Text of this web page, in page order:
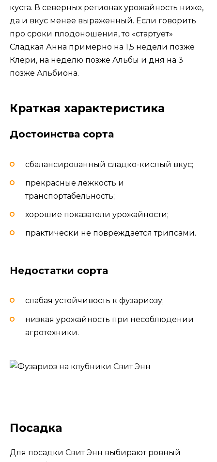
куста. В северных регионах урожайность ниже,
да и вкус менее выраженный. Если говорить
про сроки плодоношения, то «стартует»
Сладкая Анна примерно на 1,5 недели позже
Клери, на неделю позже Альбы и дня на 3
позже Альбиона.
Краткая характеристика
Достоинства сорта
сбалансированный сладко-кислый вкус;
прекрасные лежкость и
транспортабельность;
хорошие показатели урожайности;
практически не повреждается трипсами.
Недостатки сорта
слабая устойчивость к фузариозу;
низкая урожайность при несоблюдении
агротехники.
Посадка
Для посадки Свит Энн выбирают ровный